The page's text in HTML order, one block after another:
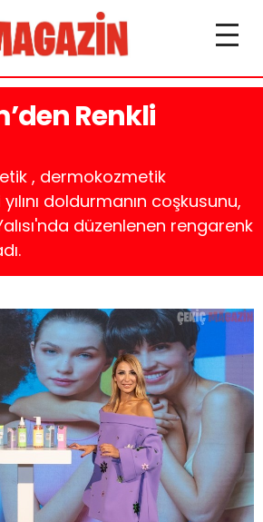
Renkli
, dermokozmetik
doldurmanın coşkusunu,
düzenlenen rengarenk